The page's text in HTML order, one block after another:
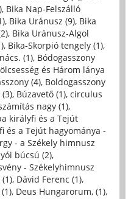
, Bika Nap-Felszálló
, Bika Uránusz (9), Bika
, Bika Uránusz-Algol
, Bika-Skorpió tengely (1),
(1), Bódogasszony
és Három lánya
(4), Boldogasszony
, Búzavető (1), circulus
nagy (1),
királyfi és a Tejút
és a Tejút hagyománya -
- a Székely himnusz
búcsú (2),
- Székelyhimnusz
, Dávid Ferenc (1),
, Deus Hungarorum, (1),